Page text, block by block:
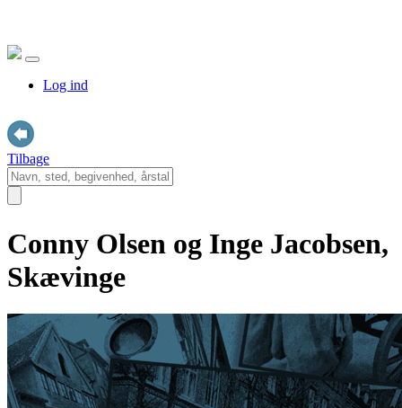
Log ind
Tilbage
Conny Olsen og Inge Jacobsen,
Skævinge